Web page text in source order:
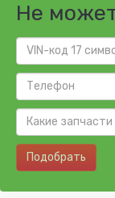
Не
Подобрать